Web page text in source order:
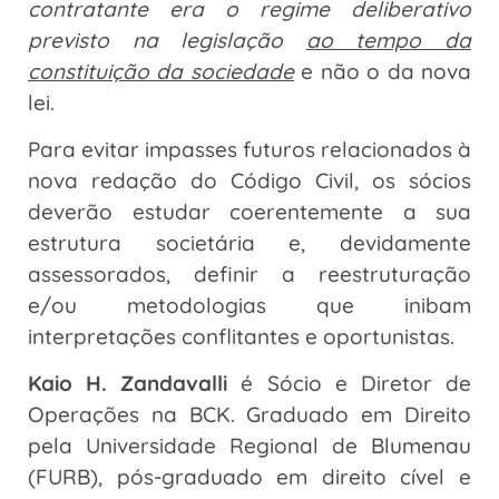
contratante era o regime deliberativo
previsto na legislação ao tempo da
constituição da sociedadee não o da nova
lei.
Para evitar impasses futuros relacionados à
nova redação do Código Civil, os sócios
deverão estudar coerentemente a sua
estrutura societária e, devidamente
assessorados, definir a reestruturação
e/ou metodologias que inibam
interpretações conflitantes e oportunistas.
Kaio H. Zandavalli é Sócio e Diretor de
Operações na BCK. Graduado em Direito
pela Universidade Regional de Blumenau
(FURB), pós-graduado em direito cível e